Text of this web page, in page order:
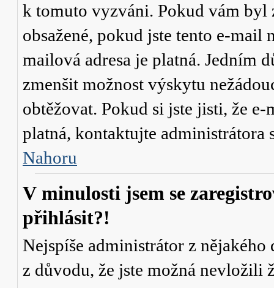
k tomuto vyzváni. Pokud vám byl
obsažené, pokud jste tento e-mail
mailová adresa je platná. Jedním
zmenšit možnost výskytu
obtěžovat. Pokud si jste jisti, že
platná, kontaktujte administrátora
Nahoru
V minulosti jsem se
přihlásit?!
Nejspíše administrátor z
z důvodu, že jste možná nevložili